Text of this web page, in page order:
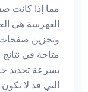
مما إذا
الفهرسة هي
وتخزين صفحات
متاحة في
بسرعة تحديد
التي قد لا